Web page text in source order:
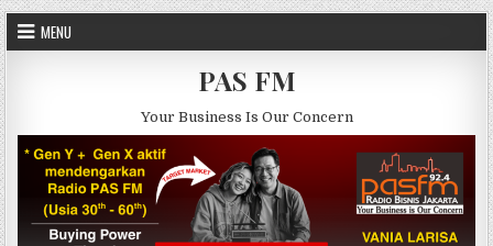
Skip to content
MENU
PAS FM
Your Business Is Our Concern